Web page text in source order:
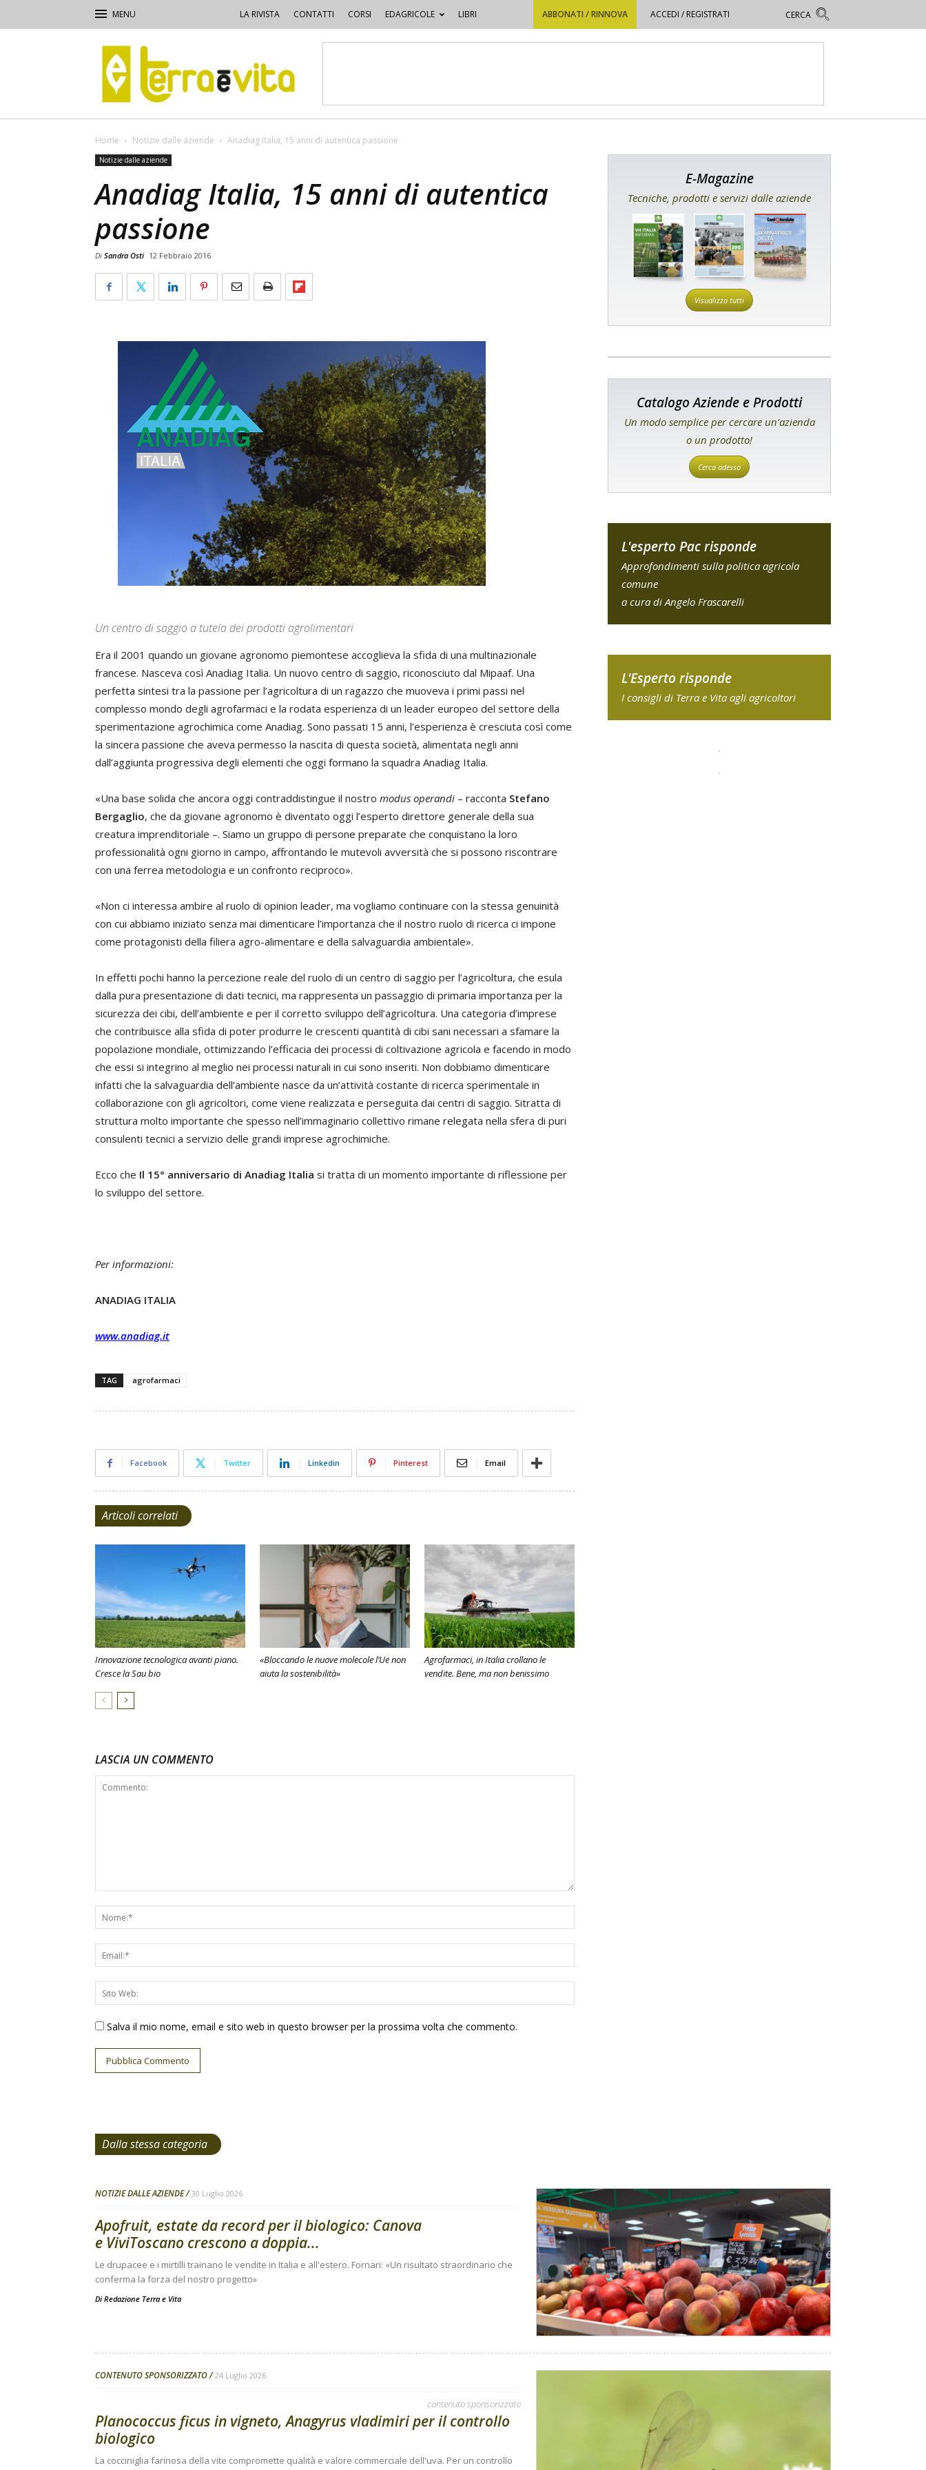
LA RIVISTA CONTATTI CORSI EDAGRICOLE LIBRI ABBONATI / RINNOVA ACCEDI / REGISTRATI
Terra
e
Vita
Home Notizie dalle aziende Anadiag Italia, 15 anni di autentica passione
Notizie dalle aziende
Anadiag Italia, 15 anni di autentica
passione
Di Sandra Osti 12 Febbraio 2016
Un centro di saggio a tutela dei prodotti agrolimentari
Era il 2001 quando un giovane agronomo piemontese accoglieva la sfida di una multinazionale
francese. Nasceva così Anadiag Italia. Un nuovo centro di saggio, riconosciuto dal Mipaaf. Una
perfetta sintesi tra la passione per l’agricoltura di un ragazzo che muoveva i primi passi nel
complesso mondo degli agrofarmaci e la rodata esperienza di un leader europeo del settore della
sperimentazione agrochimica come Anadiag. Sono passati 15 anni, l’esperienza è cresciuta così come
la sincera passione che aveva permesso la nascita di questa società, alimentata negli anni
dall’aggiunta progressiva degli elementi che oggi formano la squadra Anadiag Italia.
«Una base solida che ancora oggi contraddistingue il nostro modus operandi – racconta Stefano
Bergaglio, che da giovane agronomo è diventato oggi l’esperto direttore generale della sua
creatura imprenditoriale –. Siamo un gruppo di persone preparate che conquistano la loro
professionalità ogni giorno in campo, affrontando le mutevoli avversità che si possono riscontrare
con una ferrea metodologia e un confronto reciproco».
«Non ci interessa ambire al ruolo di opinion leader, ma vogliamo continuare con la stessa genuinità
con cui abbiamo iniziato senza mai dimenticare l’importanza che il nostro ruolo di ricerca ci impone
come protagonisti della filiera agro-alimentare e della salvaguardia ambientale».
In effetti pochi hanno la percezione reale del ruolo di un centro di saggio per l’agricoltura, che esula
dalla pura presentazione di dati tecnici, ma rappresenta un passaggio di primaria importanza per la
sicurezza dei cibi, dell’ambiente e per il corretto sviluppo dell’agricoltura. Una categoria d’imprese
che contribuisce alla sfida di poter produrre le crescenti quantità di cibi sani necessari a sfamare la
popolazione mondiale, ottimizzando l’efficacia dei processi di coltivazione agricola e facendo in modo
che essi si integrino al meglio nei processi naturali in cui sono inseriti. Non dobbiamo dimenticare
infatti che la salvaguardia dell’ambiente nasce da un’attività costante di ricerca sperimentale in
collaborazione con gli agricoltori, come viene realizzata e perseguita dai centri di saggio. Sitratta di
struttura molto importante che spesso nell’immaginario collettivo rimane relegata nella sfera di puri
consulenti tecnici a servizio delle grandi imprese agrochimiche.
Ecco che Il 15° anniversario di Anadiag Italia si tratta di un momento importante di riflessione per
lo sviluppo del settore.
Per informazioni:
ANADIAG ITALIA
www.anadiag.it
TAG agrofarmaci
Facebook Twitter Linkedin Pinterest Email
Articoli correlati
Innovazione tecnologica avanti piano.
Cresce la Sau bio
«Bloccando le nuove molecole l’Ue non
aiuta la sostenibilità»
Agrofarmaci, in Italia crollano le
vendite. Bene, ma non benissimo
LASCIA UN COMMENTO
Salva il mio nome, email e sito web in questo browser per la prossima volta che commento.
E-Magazine
Tecniche, prodotti e servizi dalle aziende
Visualizza tutti
Catalogo Aziende e Prodotti
Un modo semplice per cercare un'azienda
o un prodotto!
Cerca adesso
L'esperto Pac risponde
Approfondimenti sulla politica agricola
comune
a cura di Angelo Frascarelli
L'Esperto risponde
I consigli di Terra e Vita agli agricoltori
Dalla stessa categoria
NOTIZIE DALLE AZIENDE 30 Luglio 2026
Apofruit, estate da record per il biologico: Canova
e ViviToscano crescono a doppia...
Le drupacee e i mirtilli trainano le vendite in Italia e all'estero. Fornari: «Un risultato straordinario che
conferma la forza del nostro progetto»
Di Redazione Terra e Vita
CONTENUTO SPONSORIZZATO 24 Luglio 2026
contenuto sponsorizzato
Planococcus ficus in vigneto, Anagyrus vladimiri per il controllo
biologico
La cocciniglia farinosa della vite compromette qualità e valore commerciale dell'uva. Per un controllo